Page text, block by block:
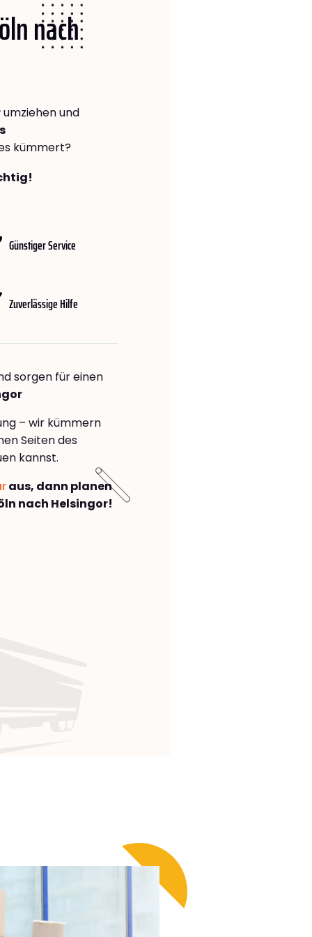
nach
umziehen und
kümmert?
Günstiger Service
Zuverlässige Hilfe
sorgen für einen
– wir kümmern
Seiten des
kannst.
aus, dann planen
nach Helsingor!